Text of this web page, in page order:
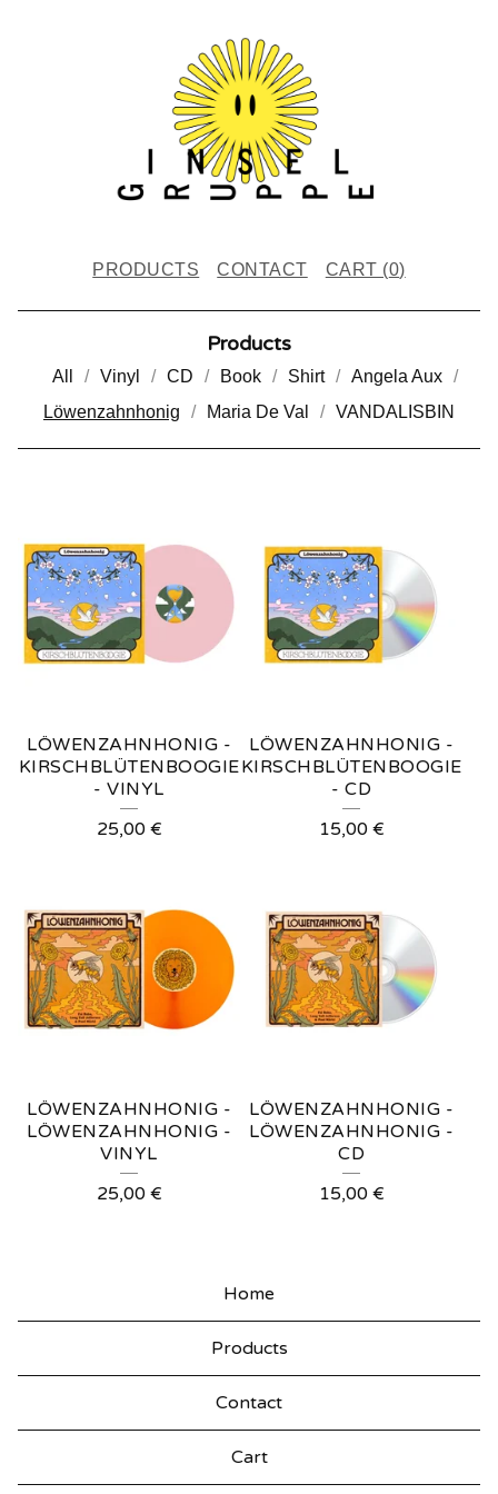
PRODUCTS CONTACT CART (0)
Products
All Vinyl CD Book Shirt
Angela Aux
Löwenzahnhonig
Maria De Val VANDALISBIN
Ö
W
E
N
A
H
N
G
LÖWENZAHNHONIG -
KIRSCHBLÜTENBOOGIE
- VINYL
25,00 €
LÖWENZAHNHONIG -
KIRSCHBLÜTENBOOGIE
- CD
15,00 €
LÖWENZAHNHONIG -
LÖWENZAHNHONIG -
VINYL
25,00 €
LÖWENZAHNHONIG -
LÖWENZAHNHONIG -
CD
15,00 €
Home
Products
Contact
Cart